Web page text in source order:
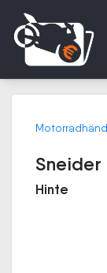
Sneider
Hinte